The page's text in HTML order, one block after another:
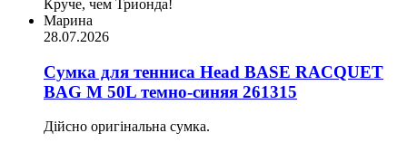
Круче, чем Трионда!
Марина
28.07.2026
Сумка для тенниса Head BASE RACQUET
BAG M 50L темно-синяя 261315
Дійсно оригінальна сумка.